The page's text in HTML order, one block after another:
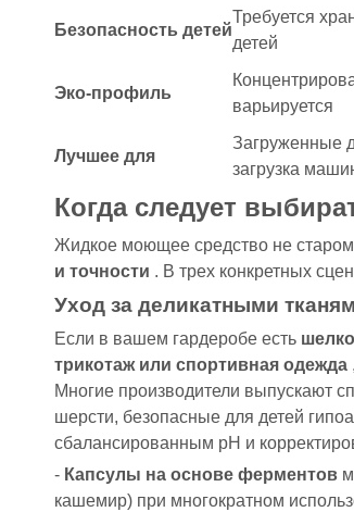
Безопасность детей
Требуется
детей
Эко-профиль
варьируется
Лучшее для
Загруженные
загрузка
Когда следует
Жидкое моющее средство не
и точности . В трех конкретных
Уход за деликатными
Если в вашем гардеробе есть
трикотаж или спортивная одежда
Многие производители выпускают
шерсти, безопасные для детей
сбалансированным pH и
- Капсулы на основе ферментов
кашемир) при многократном